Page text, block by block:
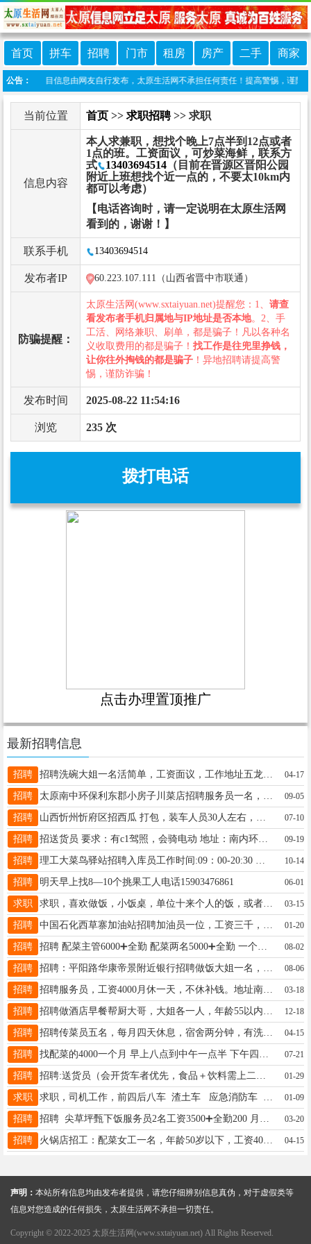
首页 拼车 招聘 门市 租房 房产 二手 商家
公告：
明：本栏目信息由网友自行发布，太原生活网不承担任何责任！提高警惕，谨防诈
当前位置 首页 >> 求职招聘>> 求职
信息内容
本人求兼职，想找个晚上7点半到12点或者
1点的班。工资面议，可炒菜海鲜，联系方
式
13403694514 （目前在晋源区晋阳公园
附近上班想找个近一点的，不要太10km内
都可以考虑）
【电话咨询时，请一定说明在太原生活网
看到的，谢谢！】
联系手机 13403694514
发布者IP 60.223.107.111（山西省晋中市联通）
防骗提醒：
太原生活网(www.sxtaiyuan.net)提醒您：1、 请查
看发布者手机归属地与IP地址是否本地。2、手
工活、网络兼职、刷单，都是骗子！凡以各种名
义收取费用的都是骗子！ 找工作是往兜里挣钱，
让你往外掏钱的都是骗子 ！异地招聘请提高警
惕，谨防诈骗！
发布时间 2025-08-22 11:54:16
浏览 235 次
拨打电话
点击办理置顶推广
最新招聘信息
招聘 04-17
招聘 09-05
招聘 07-10
招聘 招送货员 要求：有c1驾照，会骑电动 地址：南内环阳光数码港附近 工资：4000+ 主营业务：电脑，打印机，办公耗材，桶装水等 交通工具：上班期间提供交通工具及电话卡 电话：17635704111（微信同号） 徐经理 非诚勿扰，谢谢 09-19
招聘 10-14
招聘 明天早上找8—10个挑果工人电话15903476861 06-01
求职 求职，喜欢做饭，小饭桌，单位十来个人的饭，或者是麻将馆都行， 有需要的电话联系 13038088196 03-15
招聘 01-20
招聘 08-02
招聘 08-06
招聘 招聘服务员，工资4000月休一天，不休补钱。地址南堰村。联系13485376671 03-18
招聘 12-18
招聘 招聘传菜员五名，每月四天休息，宿舍两分钟，有洗衣机，过年放假七天，每月十五号工资准时打卡，长期稳定的过来，电话19935853168 04-15
招聘 07-21
招聘 01-29
求职 01-09
招聘 03-20
招聘 火锅店招工：配菜女工一名，年龄50岁以下，工资4000+工龄工资+技能工资。活|简间单好做，不会有师傅带，公休4天管吃住，宿舍环境好，有空调，有无线网，洗衣机，热水器，每月15号准时发工资。地址：晋阳街与长治路交叉口附近，电话：18234942005 04-15
声明： 本站所有信息均由发布者提供，请您仔细辨别信息真伪，对于虚假类等
信息对您造成的任何损失，太原生活网不承担一切责任。
Copyright © 2022-2025 太原生活网(www.sxtaiyuan.net) All Rights Reserved.